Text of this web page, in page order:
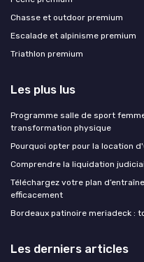
Chasse et outdoor premium
Escalade et alpinisme premium
Triathlon premium
Les plus lus
Programme salle de sport
transformation physique
Pourquoi opter pour la location
Comprendre la liquidation
Téléchargez votre plan
efficacement
Bordeaux patinoire meriadeck :
Les derniers articles